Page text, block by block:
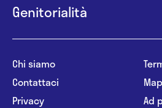
Genitorialità
Chi siamo
Contattaci
Privacy
Ad